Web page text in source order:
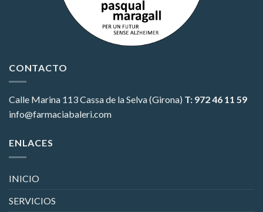
CONTACTO
Calle Marina 113Cassa de la Selva (Girona) T: 972 46 11 59
info@farmaciabaleri.com
ENLACES
INICIO
SERVICIOS